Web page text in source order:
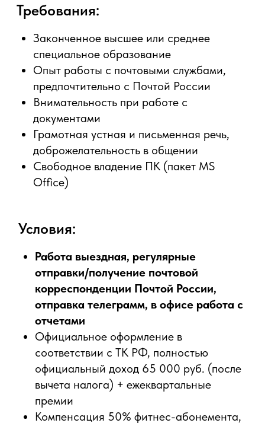
отправки/получение почтовой
корреспонденции Почтой России,
отчетами
Официальное оформление в
соответствии с ТК РФ, полностью
официальный доход 65 000 руб. (после
вычета налога) + ежеквартальные
премии
Компенсация 50% фитнес-абонемента,
бассейна, корпоративный спорт
У нас яркие, масштабные
корпоративные праздники, подарки к
дням рождения, юбилеям, праздникам,
развитая корпоративная культура и
возможности для профессионального
развития и дополнительного обучения
корпоративный психолог
График работы 5/2 с 9 до 18 ч.
офисе в 10 минутах ходьбы от метро
Черная речка
Отправить резюме
Поделиться вакансией:
Откликнуться на HH.ru